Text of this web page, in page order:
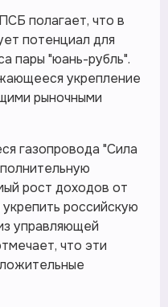
полагает, что в
потенциал для
пары "юань-рубль".
укрепление
рыночными
газопровода "Сила
рост доходов от
российскую
управляющей
что эти